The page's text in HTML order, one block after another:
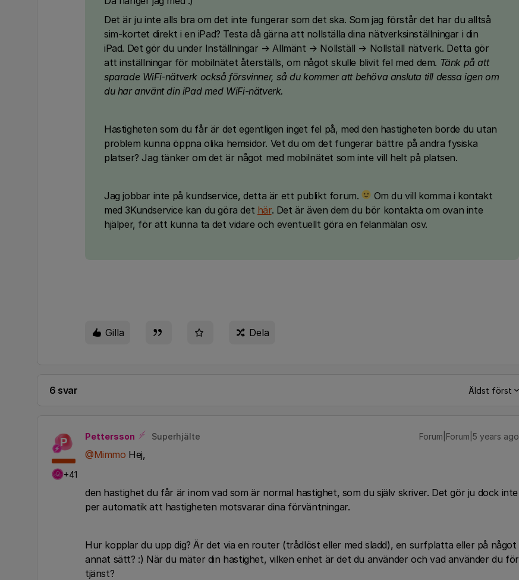
Det är ju inte alls bra om det inte fungerar som det ska. Som jag förstår det har du alltså
sim-kortet direkt i en iPad? Testa då gärna att nollställa dina nätverksinställningar i din
iPad. Det gör du under Inställningar → Allmänt → Nollställ → Nollställ nätverk. Detta gör
att inställningar för mobilnätet återställs, om något skulle blivit fel med dem. Tänk på att
sparade WiFi-nätverk också försvinner, så du kommer att behöva ansluta till dessa igen om
du har använt din iPad med WiFi-nätverk.
Hastigheten som du får är det egentligen inget fel på, med den hastigheten borde du utan
problem kunna öppna olika hemsidor. Vet du om det fungerar bättre på andra fysiska
platser? Jag tänker om det är något med mobilnätet som inte vill helt på platsen.
Jag jobbar inte på kundservice, detta är ett publikt forum.
Om du vill komma i kontakt
med 3Kundservice kan du göra det här. Det är även dem du bör kontakta om ovan inte
hjälper, för att kunna ta det vidare och eventuellt göra en felanmälan osv.
Gilla Dela
6 svar Äldst först
P
+41
Pettersson Superhjälte Forum|Forum|5 years ago
@Mimmo Hej,
den hastighet du får är inom vad som är normal hastighet, som du själv skriver. Det gör ju dock inte
per automatik att hastigheten motsvarar dina förväntningar.
Hur kopplar du upp dig? Är det via en router (trådlöst eller med sladd), en surfplatta eller på något
annat sätt? :) När du mäter din hastighet, vilken enhet är det du använder och vad använder du för
tjänst?